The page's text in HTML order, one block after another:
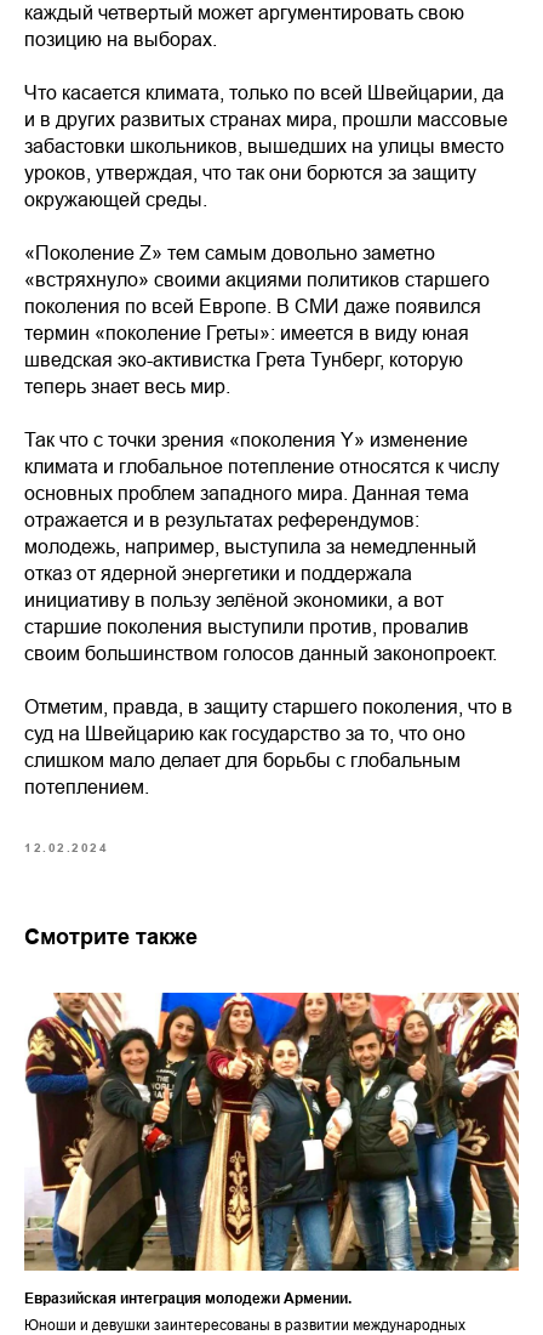
каждый четвертый может аргументировать свою
позицию на выборах.
Что касается климата, только по всей Швейцарии, да
и в других развитых странах мира, прошли массовые
забастовки школьников, вышедших на улицы вместо
уроков, утверждая, что так они борются за защиту
окружающей среды.
«Поколение Z» тем самым довольно заметно
«встряхнуло» своими акциями политиков старшего
поколения по всей Европе. В СМИ даже появился
термин «поколение Греты»: имеется в виду юная
шведская эко-активистка Грета Тунберг, которую
теперь знает весь мир.
Так что с точки зрения «поколения Y» изменение
климата и глобальное потепление относятся к числу
основных проблем западного мира. Данная тема
отражается и в результатах референдумов:
молодежь, например, выступила за немедленный
отказ от ядерной энергетики и поддержала
инициативу в пользу зелёной экономики, а вот
старшие поколения выступили против, провалив
своим большинством голосов данный законопроект.
Отметим, правда, в защиту старшего поколения, что в
суд на Швейцарию как государство за то, что оно
слишком мало делает для борьбы с глобальным
потеплением.
12.02.2024
Смотрите также
Евразийская интеграция молодежи Армении.
Юноши и девушки заинтересованы в развитии международных